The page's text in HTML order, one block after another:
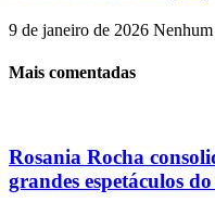
9 de janeiro de 2026
Mais comentadas
Rosania Rocha
grandes espetáculos